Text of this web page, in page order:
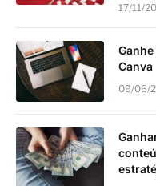
17/11/
Canva
09/06/